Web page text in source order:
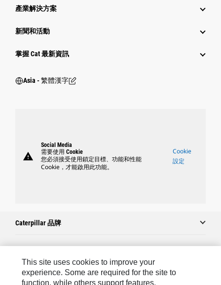
產業解決方案
新聞和活動
掌握 Cat 最新資訊
Asia - 繁體漢字
warning
Social Media
需要使用 Cookie
您必須接受使用鎖定目標、功能和性能
Cookie，才能啟用此功能。
Cookie
設定
Caterpillar 品牌
Caterpillar.com
聯絡 Caterpillar
This site uses cookies to improve your
experience. Some are required for the site to
function, while others support features,